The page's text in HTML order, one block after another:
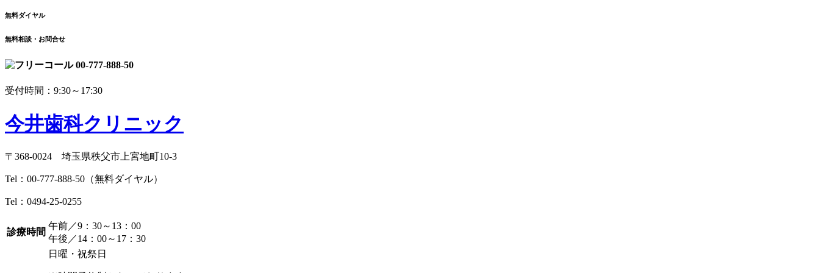
無料ダイヤル
無料相談・お問合せ
00-777-888-50
受付時間：9:30～17:30
今井歯科クリニック
〒368-0024 埼玉県秩父市上宮地町10-3
Tel： 00-777-888-50 （無料ダイヤル）
Tel： 0494-25-0255
診療時間
午前／9：30～13：00
午後／14：00～17：30
日曜・祝祭日